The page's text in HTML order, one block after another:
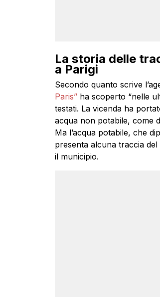
La storia delle
a Parigi
Secondo quanto scrive
Paris” ha scoperto “nelle
testati. La vicenda ha
acqua non potabile, come
Ma l’acqua potabile, che
presenta alcuna traccia
il municipio.